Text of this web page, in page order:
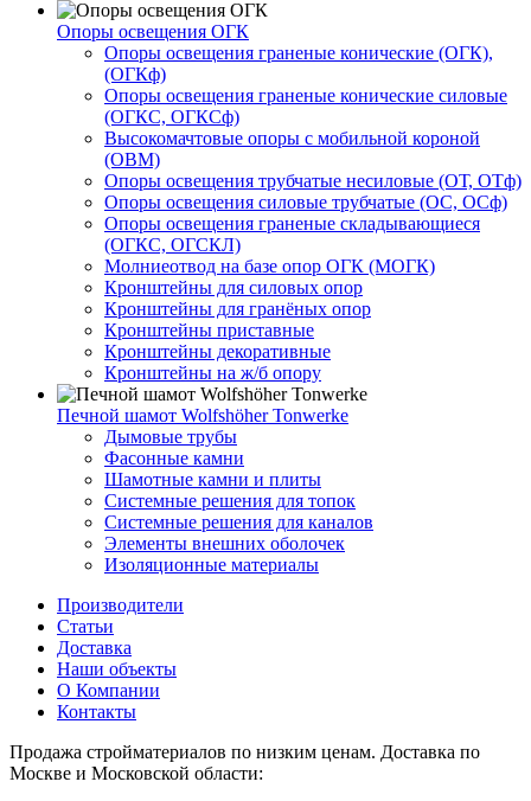
Опоры освещения ОГК
Опоры освещения граненые конические (ОГК),
(ОГКф)
Опоры освещения граненые конические силовые
(ОГКС, ОГКСф)
Высокомачтовые опоры с мобильной короной
(ОВМ)
Опоры освещения трубчатые несиловые (ОТ, ОТф)
Опоры освещения силовые трубчатые (ОС, ОСф)
Опоры освещения граненые складывающиеся
(ОГКС, ОГСКЛ)
Молниеотвод на базе опор ОГК (МОГК)
Кронштейны для силовых опор
Кронштейны для гранёных опор
Кронштейны приставные
Кронштейны декоративные
Кронштейны на ж/б опору
Печной шамот Wolfshöher Tonwerke
Дымовые трубы
Фасонные камни
Шамотные камни и плиты
Системные решения для топок
Системные решения для каналов
Элементы внешних оболочек
Изоляционные материалы
Производители
Статьи
Доставка
Наши объекты
О Компании
Контакты
Продажа стройматериалов по низким ценам. Доставка по
Москве и Московской области: